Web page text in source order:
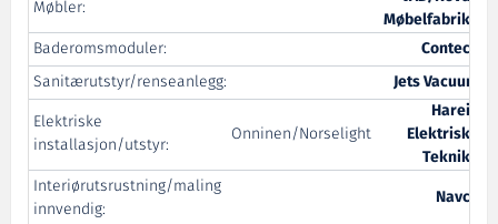
Møbler:
Møbelfabrikk
Baderomsmoduler:
Contech
Sanitærutstyr/renseanlegg:
Jets Vacuum
Elektriske
installasjon/utstyr:
Onninen/Norselight
Hareid
Elektriske
Teknikk
Interiørutsrustning/maling
innvendig:
Navco